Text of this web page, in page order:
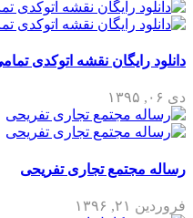
دانلود رایگان نقشه اتوکدی
دی ۰۶, ۱۳۹۵
رساله مجتمع تجاری تفریحی
فروردین ۲۱, ۱۳۹۶